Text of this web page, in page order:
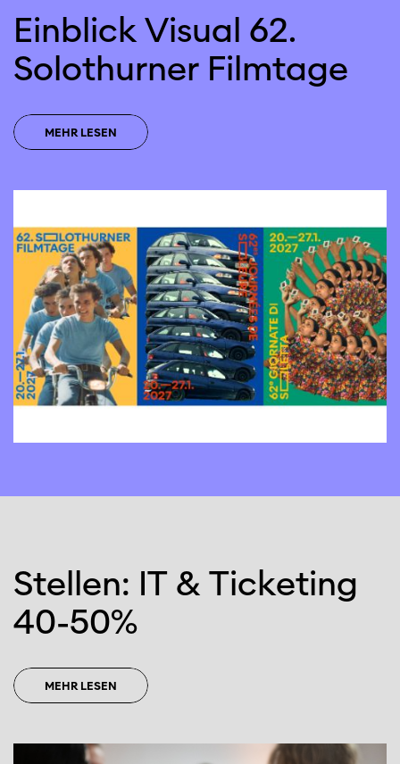
Einblick Visual 62.
Solothurner Filmtage
MEHR LESEN
Stellen: IT & Ticketing
40-50%
MEHR LESEN